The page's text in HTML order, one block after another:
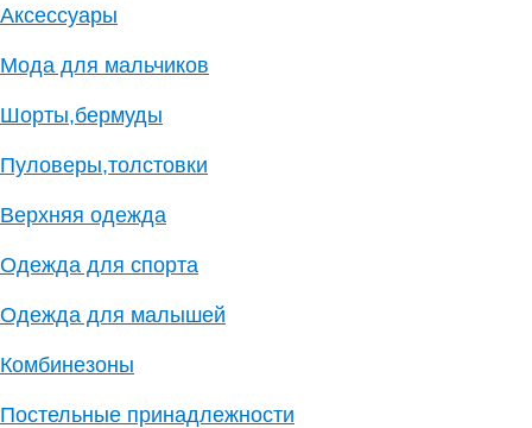
Аксессуары
Мода для мальчиков
Шорты,бермуды
Пуловеры,толстовки
Верхняя одежда
Одежда для спорта
Одежда для малышей
Комбинезоны
Постельные принадлежности